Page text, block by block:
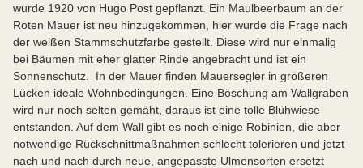
wurde 1920 von Hugo Post gepflanzt. Ein Maulbeerbaum an der
Roten Mauer ist neu hinzugekommen, hier wurde die Frage nach
der weißen Stammschutzfarbe gestellt. Diese wird nur einmalig
bei Bäumen mit eher glatter Rinde angebracht und ist ein
Sonnenschutz. In der Mauer finden Mauersegler in größeren
Lücken ideale Wohnbedingungen. Eine Böschung am Wallgraben
wird nur noch selten gemäht, daraus ist eine tolle Blühwiese
entstanden. Auf dem Wall gibt es noch einige Robinien, die aber
notwendige Rückschnittmaßnahmen schlecht tolerieren und jetzt
nach und nach durch neue, angepasste Ulmensorten ersetzt